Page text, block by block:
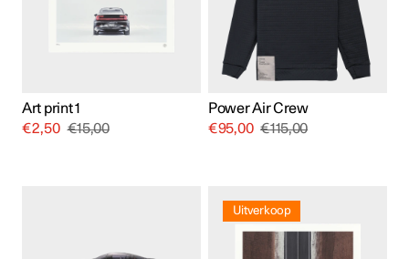
Art print 1
€2,50 €15,00
Power Air Crew
€95,00 €115,00
optie
gekozen
worden
Uitverkoop